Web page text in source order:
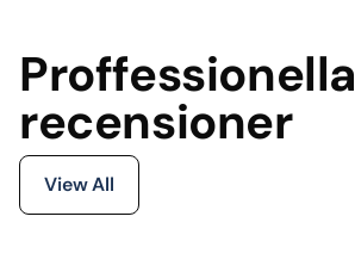
Proffessionella
recensioner
View All